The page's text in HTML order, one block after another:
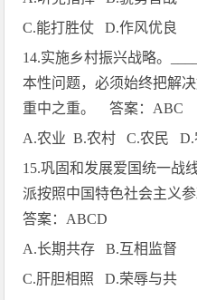
C.能打胜仗 D.作风优良
14.实施乡村振兴战略。
本性问题，必须始终把解
重中之重。 答案： ABC
A.农业 B.农村 C.农民 D.
15.巩固和发展爱国统一战
派按照中国特色社会主义
答案： ABCD
A.长期共存 B.互相监督
C.肝胆相照 D.荣辱与共